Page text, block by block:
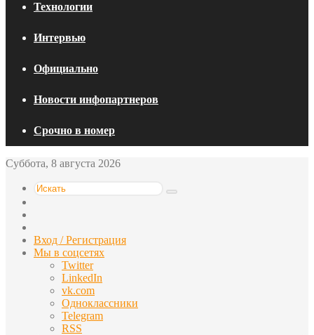
Технологии
Интервью
Официально
Новости инфопартнеров
Срочно в номер
Суббота, 8 августа 2026
Искать
статья
Вход / Регистрация
Мы в соцсетях
Twitter
LinkedIn
vk.com
Одноклассники
Telegram
RSS